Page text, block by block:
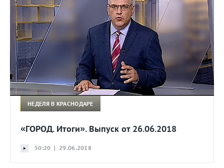
НЕДЕЛЯ В КРАСНОДАРЕ
«ГОРОД. Итоги». Выпуск от 26.06.2018
50:20 | 29.06.2018